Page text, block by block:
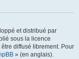
et distribué par
sous la licence
diffusé librement. Pour
» (en anglais).